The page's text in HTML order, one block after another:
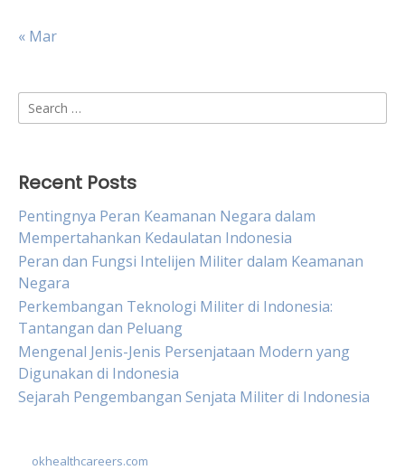
« Mar
Search
for:
Recent Posts
Pentingnya Peran Keamanan Negara dalam
Mempertahankan Kedaulatan Indonesia
Peran dan Fungsi Intelijen Militer dalam Keamanan
Negara
Perkembangan Teknologi Militer di Indonesia:
Tantangan dan Peluang
Mengenal Jenis-Jenis Persenjataan Modern yang
Digunakan di Indonesia
Sejarah Pengembangan Senjata Militer di Indonesia
okhealthcareers.com